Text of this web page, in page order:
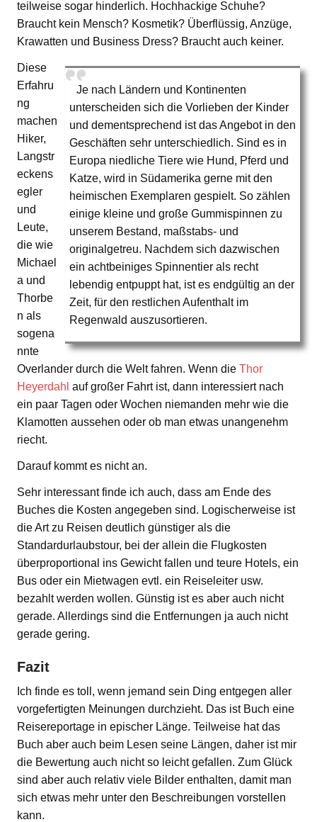
teilweise sogar hinderlich. Hochhackige Schuhe?
Braucht kein Mensch? Kosmetik? Überflüssig, Anzüge,
Krawatten und Business Dress? Braucht auch keiner.
Je nach Ländern und Kontinenten
unterscheiden sich die Vorlieben der Kinder
und dementsprechend ist das Angebot in den
Geschäften sehr unterschiedlich. Sind es in
Europa niedliche Tiere wie Hund, Pferd und
Katze, wird in Südamerika gerne mit den
heimischen Exemplaren gespielt. So zählen
einige kleine und große Gummispinnen zu
unserem Bestand, maßstabs- und
originalgetreu. Nachdem sich dazwischen
ein achtbeiniges Spinnentier als recht
lebendig entpuppt hat, ist es endgültig an der
Zeit, für den restlichen Aufenthalt im
Regenwald auszusortieren.
Diese
Erfahru
ng
machen
Hiker,
Langstr
eckens
egler
und
Leute,
die wie
Michael
a und
Thorbe
n als
sogena
nnte
Overlander durch die Welt fahren. Wenn die Thor
Heyerdahl auf großer Fahrt ist, dann interessiert nach
ein paar Tagen oder Wochen niemanden mehr wie die
Klamotten aussehen oder ob man etwas unangenehm
riecht.
Darauf kommt es nicht an.
Sehr interessant finde ich auch, dass am Ende des
Buches die Kosten angegeben sind. Logischerweise ist
die Art zu Reisen deutlich günstiger als die
Standardurlaubstour, bei der allein die Flugkosten
überproportional ins Gewicht fallen und teure Hotels, ein
Bus oder ein Mietwagen evtl. ein Reiseleiter usw.
bezahlt werden wollen. Günstig ist es aber auch nicht
gerade. Allerdings sind die Entfernungen ja auch nicht
gerade gering.
Fazit
Ich finde es toll, wenn jemand sein Ding entgegen aller
vorgefertigten Meinungen durchzieht. Das ist Buch eine
Reisereportage in epischer Länge. Teilweise hat das
Buch aber auch beim Lesen seine Längen, daher ist mir
die Bewertung auch nicht so leicht gefallen. Zum Glück
sind aber auch relativ viele Bilder enthalten, damit man
sich etwas mehr unter den Beschreibungen vorstellen
kann.